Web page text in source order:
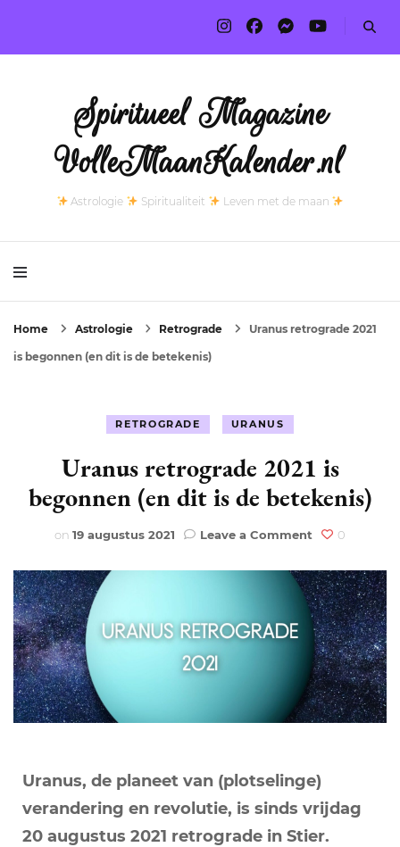
Spiritueel Magazine
VolleMaanKalender.nl
Astrologie Spiritualiteit Leven met de maan
Home Astrologie Retrograde Uranus retrograde 2021
is begonnen (en dit is de betekenis)
RETROGRADE URANUS
Uranus retrograde 2021 is
begonnen (en dit is de betekenis)
on 19 augustus 2021 Leave a Comment on
retrograde
2021
is
begonnen
(en
dit
is
de
betekenis)
0
Uranus, de planeet van (plotselinge)
verandering en revolutie, is sinds vrijdag
20 augustus 2021 retrograde in Stier.